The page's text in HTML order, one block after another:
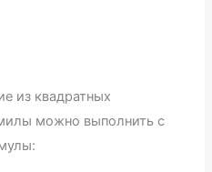
из квадратных
можно выполнить с